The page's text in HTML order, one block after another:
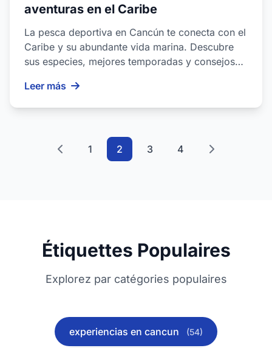
aventuras en el Caribe
La pesca deportiva en Cancún te conecta con el
Caribe y su abundante vida marina. Descubre
sus especies, mejores temporadas y consejos
Leer más
1 2 3 4
Étiquettes Populaires
Explorez par catégories populaires
experiencias en cancun (54)